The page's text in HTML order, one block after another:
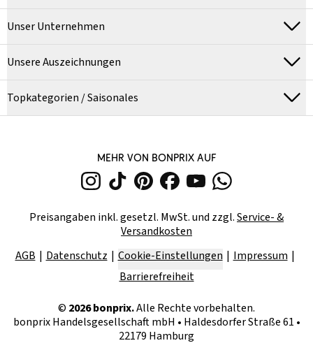
Unser Unternehmen
Unsere Auszeichnungen
Topkategorien / Saisonales
MEHR VON BONPRIX AUF
Preisangaben inkl. gesetzl. MwSt. und zzgl.Service- &
Versandkosten
AGB
Datenschutz Cookie-Einstellungen
Impressum
Barrierefreiheit
© 2026bonprix.Alle Rechte vorbehalten.
bonprix Handelsgesellschaft mbH • Haldesdorfer Straße 61 •
22179 Hamburg